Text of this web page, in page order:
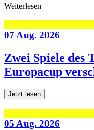
Weiterlesen
07 Aug. 2026
Zwei Spiele des
Europacup
Jetzt lesen
05 Aug. 2026